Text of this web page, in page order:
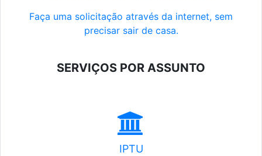
Faça uma solicitação através da internet, sem
precisar sair de casa.
SERVIÇOS POR ASSUNTO
IPTU